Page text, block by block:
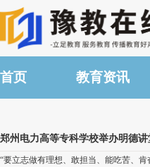
首页 教育资讯
“要立志做有理想、敢担当、能吃苦、